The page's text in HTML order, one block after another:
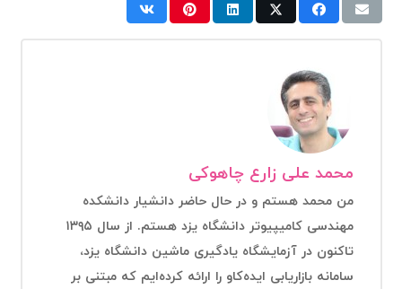
محمد علی زارع چاهوکی
من محمد هستم و در حال حاضر دانشیار دانشکده
مهندسی کامیپیوتر دانشگاه یزد هستم. از سال ۱۳۹۵
تاکنون در آزمایشگاه یادگیری ماشین دانشگاه یزد،
سامانه بازاریابی ایده‌کاو را ارائه کرده‌ایم که مبتنی بر